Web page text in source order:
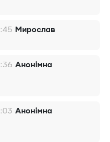
Мирослав
Анонімна
Анонімна